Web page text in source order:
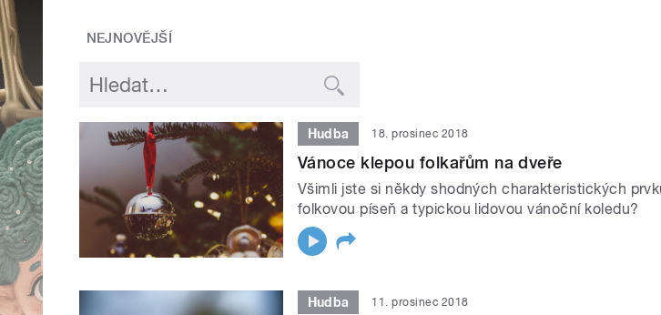
NEJNOVĚJŠÍ
Hudba 18. prosinec 2018
Vánoce klepou folkařům na dveře
Všimli jste si někdy shodných charakteristických
folkovou píseň a typickou lidovou vánoční koledu?
Hudba 11. prosinec 2018